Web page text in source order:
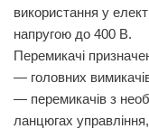
використання у
напругою до 400 В.
Перемикачі
— головних
— перемикачів з
ланцюгах